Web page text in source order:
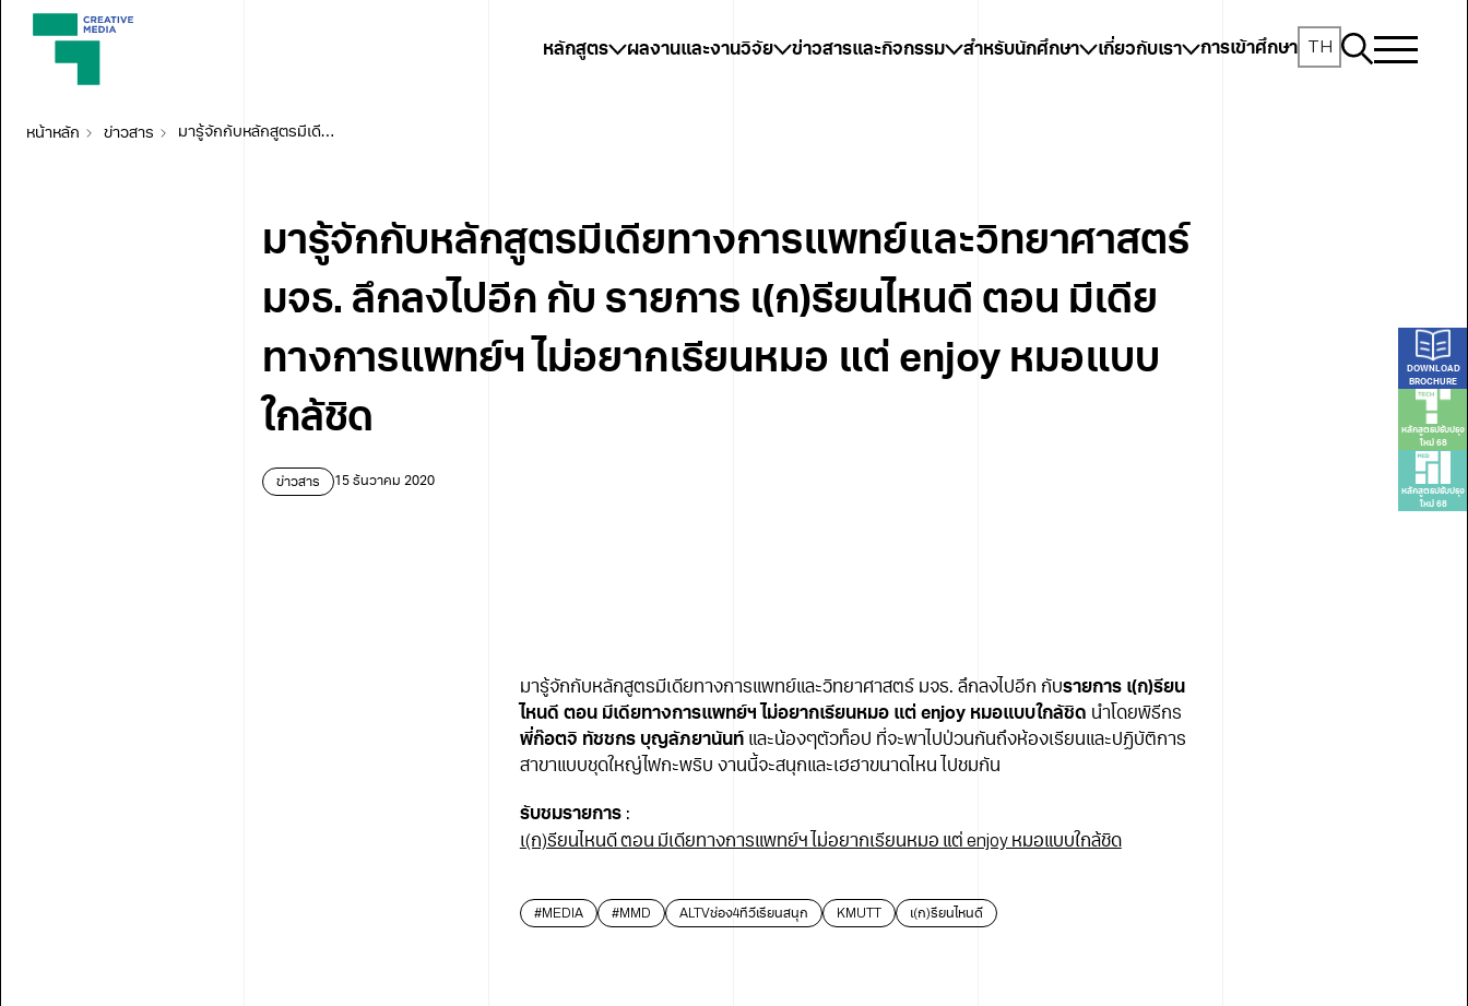
หลักสูตร ผลงานและงานวิจัย ข่าวสารและกิจกรรม สำหรับนักศึกษา เกี่ยวกับเรา การเข้าศึกษา TH
DOWNLOAD
BROCHURE
หลักสูตรปรับปรุง
ใหม่ 68
หลักสูตรปรับปรุง
ใหม่ 68
หน้าหลัก ข่าวสาร มารู้จักกับหลักสูตรมีเดียทางการแพทย์และวิทยาศาสตร์ มจธ. ลึกลงไปอีก กับ รายการ เ(ก)รียนไหนดี ตอน มีเดียทางการแพทย์ฯ ไม่อยากเรียนหมอ แต่ enjoy หมอแบบใกล้ชิด
มารู้จักกับหลักสูตรมีเดียทางการแพทย์และวิทยาศาสตร์
มจธ. ลึกลงไปอีก กับ รายการ เ(ก)รียนไหนดี ตอน มีเดีย
ทางการแพทย์ฯ ไม่อยากเรียนหมอ แต่ enjoy หมอแบบ
ใกล้ชิด
ข่าวสาร 15 ธันวาคม 2020
มารู้จักกับหลักสูตรมีเดียทางการแพทย์และวิทยาศาสตร์ มจธ. ลึกลงไปอีก กับรายการ เ(ก)รียน
ไหนดี ตอน มีเดียทางการแพทย์ฯ ไม่อยากเรียนหมอ แต่ enjoy หมอแบบใกล้ชิด นำโดยพิธีกร
พี่ก๊อตจิ ทัชชกร บุญลัภยานันท์และน้องๆตัวท็อป ที่จะพาไปป่วนกันถึงห้องเรียนและปฏิบัติการ
สาขาแบบชุดใหญ่ไฟกะพริบ งานนี้จะสนุกและเฮฮาขนาดไหน ไปชมกัน
รับชมรายการ:
เ(ก)รียนไหนดี ตอน มีเดียทางการแพทย์ฯ ไม่อยากเรียนหมอ แต่ enjoy หมอแบบใกล้ชิด
#MEDIA #MMD ALTVช่อง4ทีวีเรียนสนุก KMUTT เ(ก)รียนไหนดี